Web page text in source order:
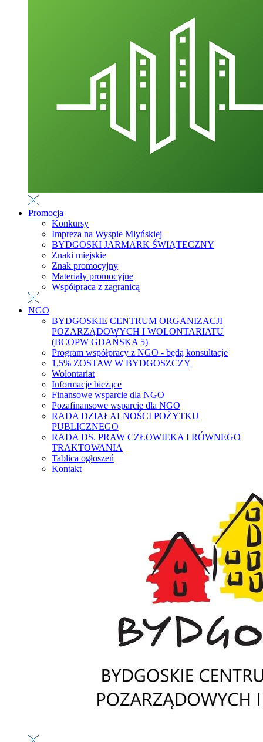
Promocja
Konkursy
Impreza na Wyspie Młyńskiej
BYDGOSKI JARMARK ŚWIĄTECZNY
Znaki miejskie
Znak promocyjny
Materiały promocyjne
Współpraca z zagranicą
NGO
BYDGOSKIE CENTRUM ORGANIZACJI
POZARZĄDOWYCH I WOLONTARIATU
(BCOPW GDAŃSKA 5)
Program współpracy z NGO - będą konsultacje
1,5% ZOSTAW W BYDGOSZCZY
Wolontariat
Informacje bieżące
Finansowe wsparcie dla NGO
Pozafinansowe wsparcie dla NGO
RADA DZIAŁALNOŚCI POŻYTKU
PUBLICZNEGO
RADA DS. PRAW CZŁOWIEKA I RÓWNEGO
TRAKTOWANIA
Tablica ogłoszeń
Kontakt